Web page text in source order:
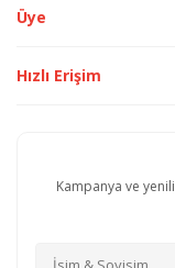
Üye
Hızlı Erişim
Kampanya ve